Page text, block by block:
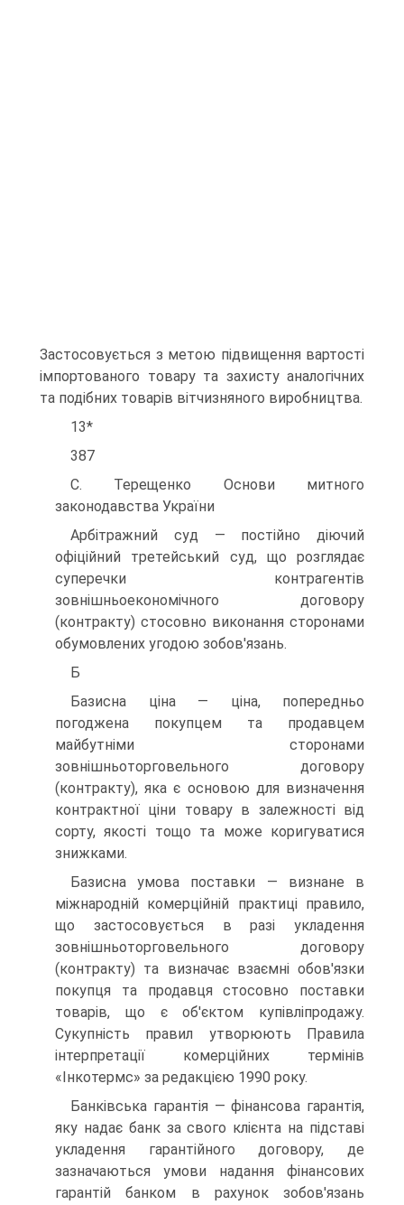
Застосовується з метою підвищення вартості
імпортованого товару та захисту аналогічних
та подібних товарів вітчизняного виробництва.
13*
387
С. Терещенко Основи митного
законодавства України
Арбітражний суд — постійно діючий
офіційний третейський суд, що розглядає
суперечки контрагентів
зовнішньоекономічного договору
(контракту) стосовно виконання сторонами
обумовлених угодою зобов'язань.
Б
Базисна ціна — ціна, попередньо
погоджена покупцем та продавцем
майбутніми сторонами
зовнішньоторговельного договору
(контракту), яка є основою для визначення
контрактної ціни товару в залежності від
сорту, якості тощо та може коригуватися
знижками.
Базисна умова поставки — визнане в
міжнародній комерційній практиці правило,
що застосовується в разі укладення
зовнішньоторговельного договору
(контракту) та визначає взаємні обов'язки
покупця та продавця стосовно поставки
товарів, що є об'єктом купівліпродажу.
Сукупність правил утворюють Правила
інтерпретації комерційних термінів
«Інкотермс» за редакцією 1990 року.
Банківська гарантія — фінансова гарантія,
яку надає банк за свого клієнта на підставі
укладення гарантійного договору, де
зазначаються умови надання фінансових
гарантій банком в рахунок зобов'язань